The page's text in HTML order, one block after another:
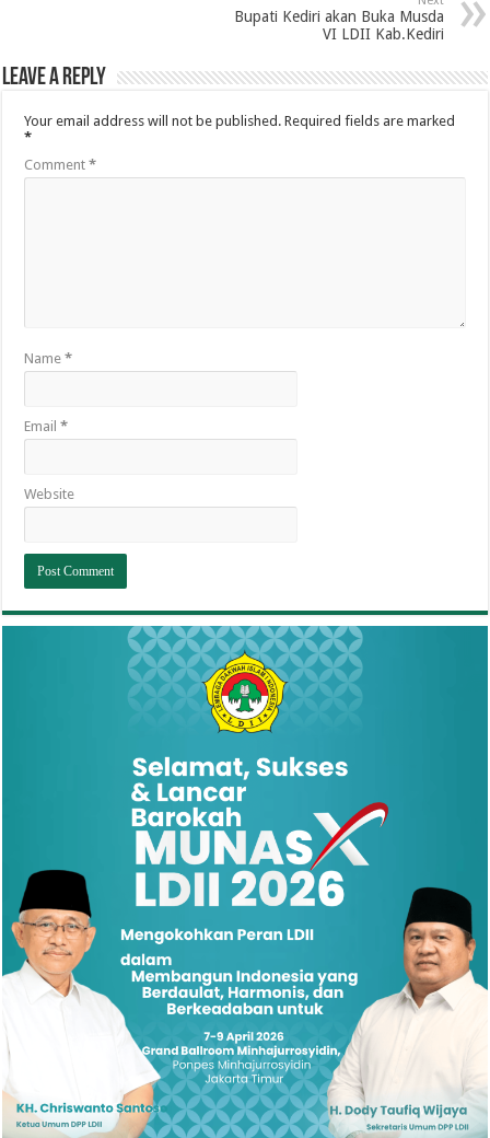
Bupati Kediri akan Buka Musda
VI LDII Kab.Kediri
Leave a Reply
Your email address will not be published. Required fields are marked
*
Comment*
Name*
Email*
Website